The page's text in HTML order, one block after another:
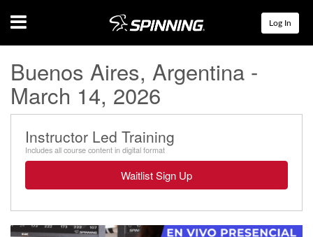
Menu Log In
Buenos Aires, Argentina -
March 14, 2026
Instructor Led Training
Includes all course content in digital format
Waitlist Sign Up